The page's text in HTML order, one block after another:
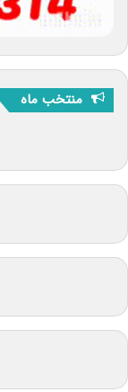
منتخب ماه